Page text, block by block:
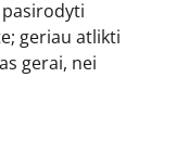
geriau atlikti
gerai, nei